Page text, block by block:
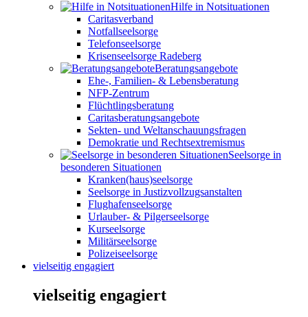
Hilfe in Notsituationen
Caritasverband
Notfallseelsorge
Telefonseelsorge
Krisenseelsorge Radeberg
Beratungsangebote
Ehe-, Familien- & Lebensberatung
NFP-Zentrum
Flüchtlingsberatung
Caritasberatungsangebote
Sekten- und Weltanschauungsfragen
Demokratie und Rechtsextremismus
Seelsorge in
besonderen Situationen
Kranken(haus)seelsorge
Seelsorge in Justizvollzugsanstalten
Flughafenseelsorge
Urlauber- & Pilgerseelsorge
Kurseelsorge
Militärseelsorge
Polizeiseelsorge
vielseitig engagiert
vielseitig engagiert